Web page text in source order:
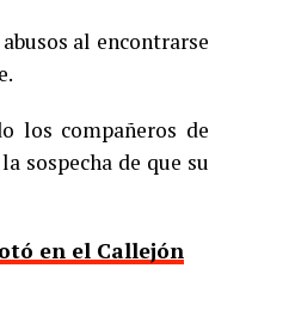
al encontrarse
los compañeros de
sospecha de que su
en el Callejón